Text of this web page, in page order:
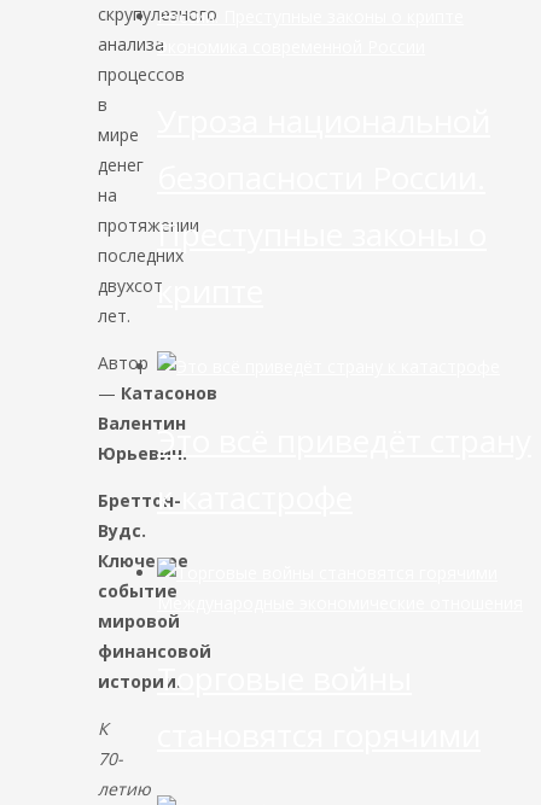
скрупулезного
анализа
процессов
в
мире
денег
на
протяжении
последних
двухсот
лет.
Автор
— Катасонов
Валентин
Юрьевич.
Бреттон-
Вудс.
Ключевое
событие
мировой
финансовой
истории.
К
70-
летию
Экономика современной России
Преступные законы о
крипте
Это всё приведёт страну
к катастрофе
Международные экономические отношения
Торговые войны